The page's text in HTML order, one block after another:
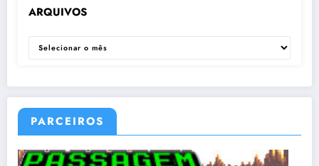
ARQUIVOS
ARQUIVOS
PARCEIROS